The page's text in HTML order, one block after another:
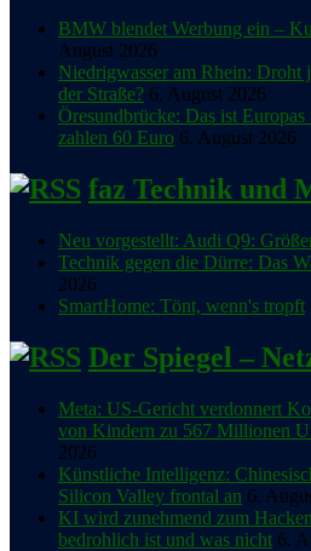
BMW blendet Werbung ein –
August 2026
Niedrigwasser am Rhein: Droht
der Straße? 6. August 2026
Öresundbrücke: Das ist
zahlen 60 Euro 6. August 2026
faz Technik und
Neu vorgestellt: Audi Q9:
Technik gegen die Dürre: Das
2026
SmartHome: Tönt, wenn's tropft
Der Spiegel –
Meta: US-Gericht verdonnert
von Kindern zu 567 Millionen
2026
Künstliche Intelligenz:
Silicon Valley frontal an 6.
KI wird zunehmend zum
bedrohlich ist und was nicht 6.